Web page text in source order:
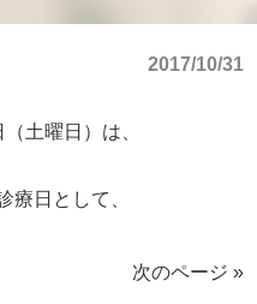
2017/10/31
土曜日）は、
療日として、
次のページ »